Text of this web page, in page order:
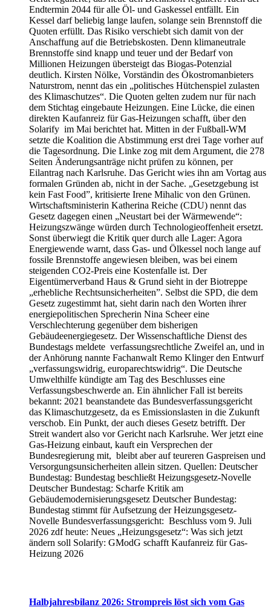
Endtermin 2044 für alle Öl- und Gaskessel entfällt. Ein
Kessel darf beliebig lange laufen, solange sein Brennstoff die
Quoten erfüllt. Das Risiko verschiebt sich damit von der
Anschaffung auf die Betriebskosten. Denn klimaneutrale
Brennstoffe sind knapp und teuer und der Bedarf von
Millionen Heizungen übersteigt das Biogas-Potenzial
deutlich. Kirsten Nölke, Vorständin des Ökostromanbieters
Naturstrom, nennt das ein „politisches Hütchenspiel zulasten
des Klimaschutzes“. Die Quoten gelten zudem nur für nach
dem Stichtag eingebaute Heizungen. Eine Lücke, die einen
direkten Kaufanreiz für Gas-Heizungen schafft, über den
Solarify im Mai berichtet hat. Mitten in der Fußball-WM
setzte die Koalition die Abstimmung erst drei Tage vorher auf
die Tagesordnung. Die Linke zog mit dem Argument, die 278
Seiten Änderungsanträge nicht prüfen zu können, per
Eilantrag nach Karlsruhe. Das Gericht wies ihn am Vortag aus
formalen Gründen ab, nicht in der Sache. „Gesetzgebung ist
kein Fast Food”, kritisierte Irene Mihalic von den Grünen.
Wirtschaftsministerin Katherina Reiche (CDU) nennt das
Gesetz dagegen einen „Neustart bei der Wärmewende“:
Heizungszwänge würden durch Technologieoffenheit ersetzt.
Sonst überwiegt die Kritik quer durch alle Lager: Agora
Energiewende warnt, dass Gas- und Ölkessel noch lange auf
fossile Brennstoffe angewiesen bleiben, was bei einem
steigenden CO2-Preis eine Kostenfalle ist. Der
Eigentümerverband Haus & Grund sieht in der Biotreppe
„erhebliche Rechtsunsicherheiten”. Selbst die SPD, die dem
Gesetz zugestimmt hat, sieht darin nach den Worten ihrer
energiepolitischen Sprecherin Nina Scheer eine
Verschlechterung gegenüber dem bisherigen
Gebäudeenergiegesetz. Der Wissenschaftliche Dienst des
Bundestags meldete verfassungsrechtliche Zweifel an, und in
der Anhörung nannte Fachanwalt Remo Klinger den Entwurf
„verfassungswidrig, europarechtswidrig“. Die Deutsche
Umwelthilfe kündigte am Tag des Beschlusses eine
Verfassungsbeschwerde an. Ein ähnlicher Fall ist bereits
bekannt: 2021 beanstandete das Bundesverfassungsgericht
das Klimaschutzgesetz, da es Emissionslasten in die Zukunft
verschob. Ein Punkt, der auch dieses Gesetz betrifft. Der
Streit wandert also vor Gericht nach Karlsruhe. Wer jetzt eine
Gas-Heizung einbaut, kauft ein Versprechen der
Bundesregierung mit, bleibt aber auf teureren Gaspreisen und
Versorgungsunsicherheiten allein sitzen. Quellen: Deutscher
Bundestag: Bundestag beschließt Heizungsgesetz-Novelle
Deutscher Bundestag: Scharfe Kritik am
Gebäudemodernisierungsgesetz Deutscher Bundestag:
Bundestag stimmt für Aufsetzung der Heizungsgesetz-
Novelle Bundesverfassungsgericht: Beschluss vom 9. Juli
2026 zdf heute: Neues „Heizungsgesetz“: Was sich jetzt
ändern soll Solarify: GModG schafft Kaufanreiz für Gas-
Heizung 2026
Halbjahresbilanz 2026: Strompreis löst sich vom Gas